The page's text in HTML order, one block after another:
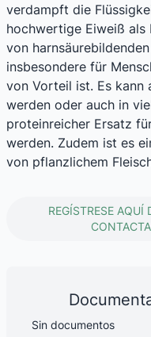
verdampft die
hochwertige Eiweiß als
von
insbesondere für
von Vorteil ist. Es kann
werden oder auch in
proteinreicher Ersatz
werden. Zudem ist es
von pflanzlichem
REGÍSTRESE AQUÍ
Sin documentos